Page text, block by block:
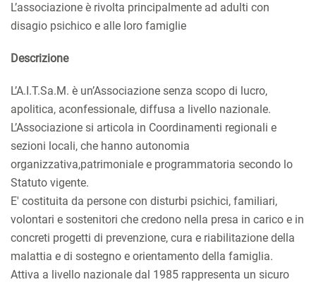
L’associazione è rivolta principalmente ad adulti con
disagio psichico e alle loro famiglie
Descrizione
L’A.I.T.Sa.M. è un’Associazione senza scopo di lucro,
apolitica, aconfessionale, diffusa a livello nazionale.
L’Associazione si articola in Coordinamenti regionali e
sezioni locali, che hanno autonomia
organizzativa,patrimoniale e programmatoria secondo lo
Statuto vigente.
E' costituita da persone con disturbi psichici, familiari,
volontari e sostenitori che credono nella presa in carico e in
concreti progetti di prevenzione, cura e riabilitazione della
malattia e di sostegno e orientamento della famiglia.
Attiva a livello nazionale dal 1985 rappresenta un sicuro